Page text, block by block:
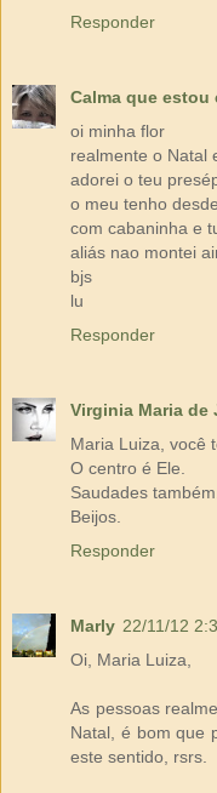
Responder
Calma que estou
oi minha flor
realmente o Natal
adorei o teu
o meu tenho
com cabaninha e
aliás nao montei
bjs
lu
Responder
Virginia Maria de
Maria Luiza, você
O centro é Ele.
Saudades
Beijos.
Responder
Marly 22/11/12
Oi, Maria Luiza,
As pessoas
Natal, é bom que
este sentido, rsrs.